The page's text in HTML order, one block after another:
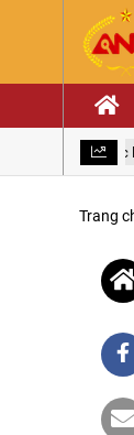
biểu toàn quốc lần
Trang